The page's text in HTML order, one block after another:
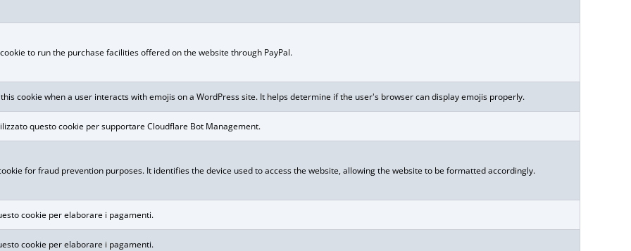
to run the purchase facilities offered on the website through PayPal.
cookie when a user interacts with emojis on a WordPress site. It helps determine if the user's browser can display emojis properly.
questo cookie per supportare Cloudflare Bot Management.
for fraud prevention purposes. It identifies the device used to access the website, allowing the website to be formatted accordingly.
cookie per elaborare i pagamenti.
cookie per elaborare i pagamenti.